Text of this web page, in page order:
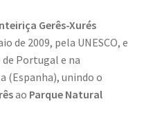
Gerês-Xurés
de 2009, pela UNESCO, e
Portugal e na
(Espanha), unindo o
ao Parque Natural